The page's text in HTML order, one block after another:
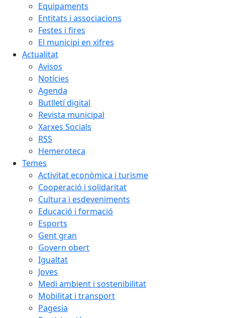
Equipaments
Entitats i associacions
Festes i fires
El municipi en xifres
Actualitat
Avisos
Notícies
Agenda
Butlletí digital
Revista municipal
Xarxes Socials
RSS
Hemeroteca
Temes
Activitat econòmica i turisme
Cooperació i solidaritat
Cultura i esdeveniments
Educació i formació
Esports
Gent gran
Govern obert
Igualtat
Joves
Medi ambient i sostenibilitat
Mobilitat i transport
Pagesia